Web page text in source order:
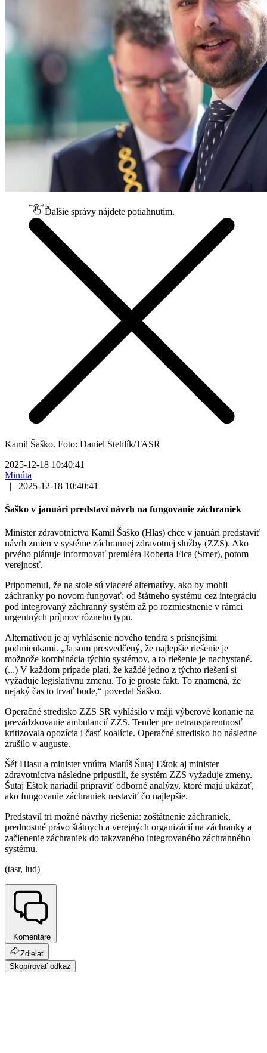
Ďalšie správy nájdete potiahnutím.
Kamil Šaško. Foto: Daniel Stehlík/TASR
2025-12-18 10:40:41
Minúta
|
2025-12-18 10:40:41
Šaško v januári predstaví návrh na fungovanie záchraniek
Minister zdravotníctva Kamil Šaško (Hlas) chce v januári predstaviť
návrh zmien v systéme záchrannej zdravotnej služby (ZZS). Ako
prvého plánuje informovať premiéra Roberta Fica (Smer), potom
verejnosť.
Pripomenul, že na stole sú viaceré alternatívy, ako by mohli
záchranky po novom fungovať: od štátneho systému cez integráciu
pod integrovaný záchranný systém až po rozmiestnenie v rámci
urgentných príjmov rôzneho typu.
Alternatívou je aj vyhlásenie nového tendra s prísnejšími
podmienkami. „Ja som presvedčený, že najlepšie riešenie je
možnože kombinácia týchto systémov, a to riešenie je nachystané.
(...) V každom prípade platí, že každé jedno z týchto riešení si
vyžaduje legislatívnu zmenu. To je proste fakt. To znamená, že
nejaký čas to trvať bude,“ povedal Šaško.
Operačné stredisko ZZS SR vyhlásilo v máji výberové konanie na
prevádzkovanie ambulancií ZZS. Tender pre netransparentnosť
kritizovala opozícia i časť koalície. Operačné stredisko ho následne
zrušilo v auguste.
Šéf Hlasu a minister vnútra Matúš Šutaj Eštok aj minister
zdravotníctva následne pripustili, že systém ZZS vyžaduje zmeny.
Šutaj Eštok nariadil pripraviť odborné analýzy, ktoré majú ukázať,
ako fungovanie záchraniek nastaviť čo najlepšie.
Predstavil tri možné návrhy riešenia: zoštátnenie záchraniek,
prednostné právo štátnych a verejných organizácií na záchranky a
začlenenie záchraniek do takzvaného integrovaného záchranného
systému.
(tasr, lud)
Komentáre
Zdielať
Skopírovať odkaz